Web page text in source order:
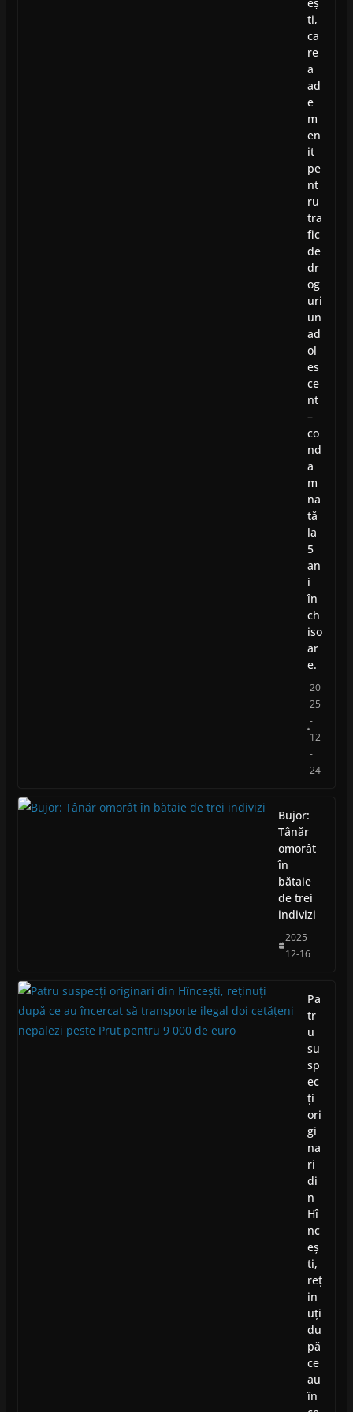
eș
ti,
ca
re
a
ad
e
m
en
it
pe
nt
ru
tra
fic
de
dr
og
uri
un
ad
ol
es
ce
nt
–
co
nd
a
m
na
tă
la
5
an
i
în
ch
iso
ar
e.
20
25
-
12
-
24
Bujor:
Tânăr
omorât
în
bătaie
de trei
indivizi
2025-
12-16
Pa
tr
u
su
sp
ec
ți
ori
gi
na
ri
di
n
Hî
nc
eș
ti,
reț
in
uți
du
pă
ce
au
în